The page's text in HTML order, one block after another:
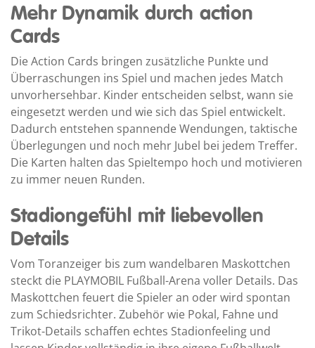
Mehr Dynamik durch action
Cards
Die Action Cards bringen zusätzliche Punkte und
Überraschungen ins Spiel und machen jedes Match
unvorhersehbar. Kinder entscheiden selbst, wann sie
eingesetzt werden und wie sich das Spiel entwickelt.
Dadurch entstehen spannende Wendungen, taktische
Überlegungen und noch mehr Jubel bei jedem Treffer.
Die Karten halten das Spieltempo hoch und motivieren
zu immer neuen Runden.
Stadiongefühl mit liebevollen
Details
Vom Toranzeiger bis zum wandelbaren Maskottchen
steckt die PLAYMOBIL Fußball-Arena voller Details. Das
Maskottchen feuert die Spieler an oder wird spontan
zum Schiedsrichter. Zubehör wie Pokal, Fahne und
Trikot-Details schaffen echtes Stadionfeeling und